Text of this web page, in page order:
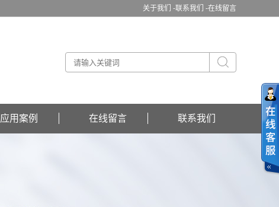
关于我们 -联系我们 -在线留言
应用案例 在线留言 联系我们